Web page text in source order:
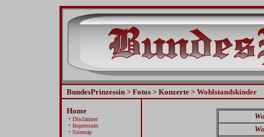
BundesPrinzessin> Fotos> Konzerte> Wohlstandskinder
Home
• Disclaimer
• Impressum
• Sitemap